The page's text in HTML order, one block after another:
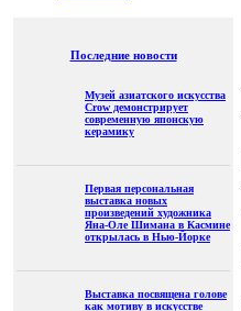
Последние новости
Музей азиатского искусства
Crow демонстрирует
современную японскую
керамику
Первая персональная
выставка новых
произведений художника
Яна-Оле Шимана в Касмине
открылась в Нью-Йорке
Выставка посвящена голове
как мотиву в искусстве